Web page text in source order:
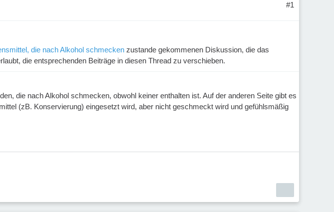
#1
die nach Alkohol schmecken zustande gekommenen Diskussion, die das
die entsprechenden Beiträge in diesen Thread zu verschieben.
die nach Alkohol schmecken, obwohl keiner enthalten ist. Auf der anderen Seite gibt es
(zB. Konservierung) eingesetzt wird, aber nicht geschmeckt wird und gefühlsmäßig